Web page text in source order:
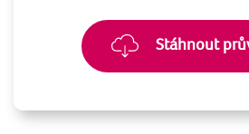
Stáhnout